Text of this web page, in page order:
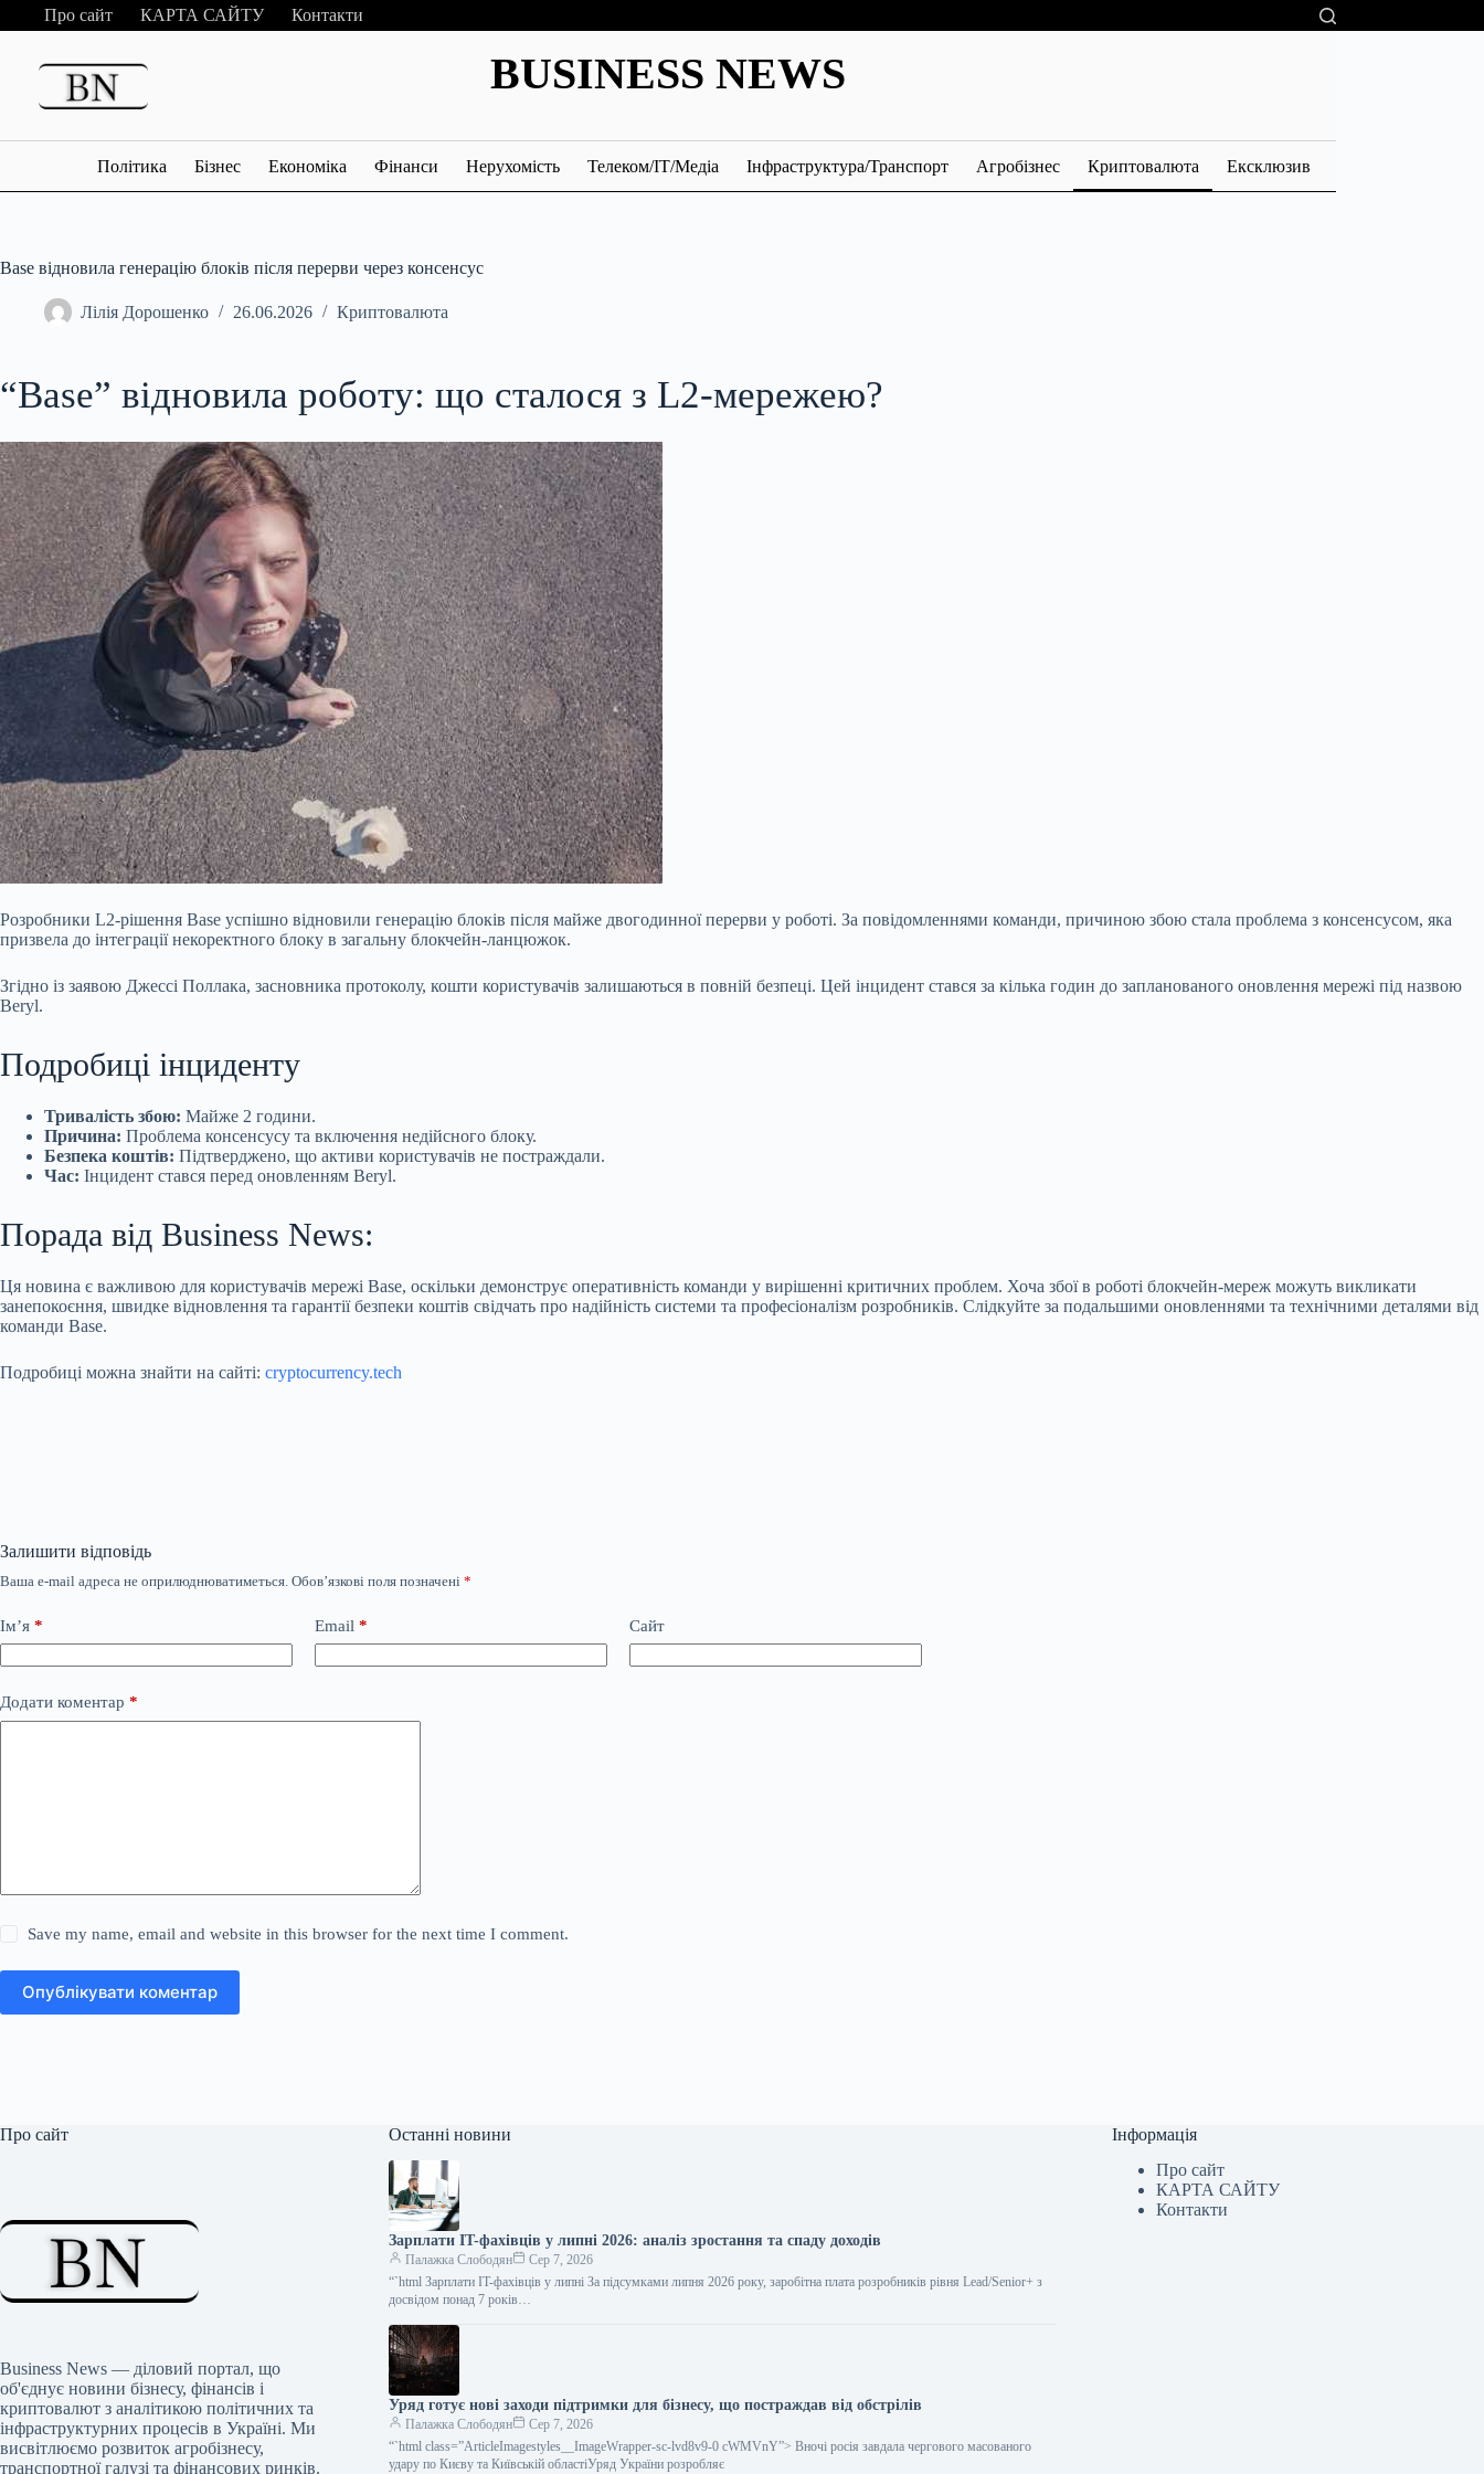
Перейти
до
Про сайт КАРТА САЙТУ Контакти
BUSINESS NEWS
Політика Бізнес Економіка Фінанси Нерухомість Телеком/ІТ/Медіа Інфраструктура/Транспорт Агробізнес Криптовалюта Ексклюзив
Base відновила генерацію блоків після перерви через консенсус
Лілія Дорошенко 26.06.2026 Криптовалюта
“Base” відновила роботу: що сталося з L2-мережею?
Розробники L2-рішення Base успішно відновили генерацію блоків після майже двогодинної перерви у роботі. За повідомленнями команди, причиною збою стала проблема з консенсусом, яка
призвела до інтеграції некоректного блоку в загальну блокчейн-ланцюжок.
Згідно із заявою Джессі Поллака, засновника протоколу, кошти користувачів залишаються в повній безпеці. Цей інцидент стався за кілька годин до запланованого оновлення мережі під назвою
Beryl.
Подробиці інциденту
Тривалість збою: Майже 2 години.
Причина: Проблема консенсусу та включення недійсного блоку.
Безпека коштів: Підтверджено, що активи користувачів не постраждали.
Час: Інцидент стався перед оновленням Beryl.
Порада від Business News:
Ця новина є важливою для користувачів мережі Base, оскільки демонструє оперативність команди у вирішенні критичних проблем. Хоча збої в роботі блокчейн-мереж можуть викликати
занепокоєння, швидке відновлення та гарантії безпеки коштів свідчать про надійність системи та професіоналізм розробників. Слідкуйте за подальшими оновленнями та технічними деталями від
команди Base.
Подробиці можна знайти на сайті: cryptocurrency.tech
Залишити відповідь
Ваша e-mail адреса не оприлюднюватиметься. Обов’язкові поля позначені *
Ім’я * Email * Сайт
Додати коментар *
Save my name, email and website in this browser for the next time I comment.
Опублікувати коментар
Про сайт
Business News — діловий портал, що
об'єднує новини бізнесу, фінансів і
криптовалют з аналітикою політичних та
інфраструктурних процесів в Україні. Ми
висвітлюємо розвиток агробізнесу,
транспортної галузі та фінансових ринків.
Останні новини
Зарплати IT-фахівців у липні 2026: аналіз зростання та спаду доходів
Палажка Слободян
Сер 7, 2026
“`html Зарплати IT-фахівців у липні За підсумками липня 2026 року, заробітна плата розробників рівня Lead/Senior+ з
досвідом понад 7 років…
Уряд готує нові заходи підтримки для бізнесу, що постраждав від обстрілів
Палажка Слободян
Сер 7, 2026
“`html class=”ArticleImagestyles__ImageWrapper-sc-lvd8v9-0 cWMVnY”> Вночі росія завдала чергового масованого
удару по Києву та Київській областіУряд України розробляє
Інформація
Про сайт
КАРТА САЙТУ
Контакти